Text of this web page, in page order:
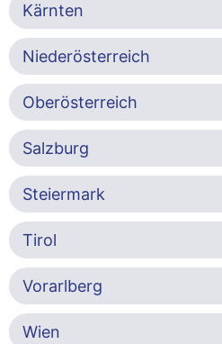
Kärnten
Niederösterreich
Oberösterreich
Salzburg
Steiermark
Tirol
Vorarlberg
Wien